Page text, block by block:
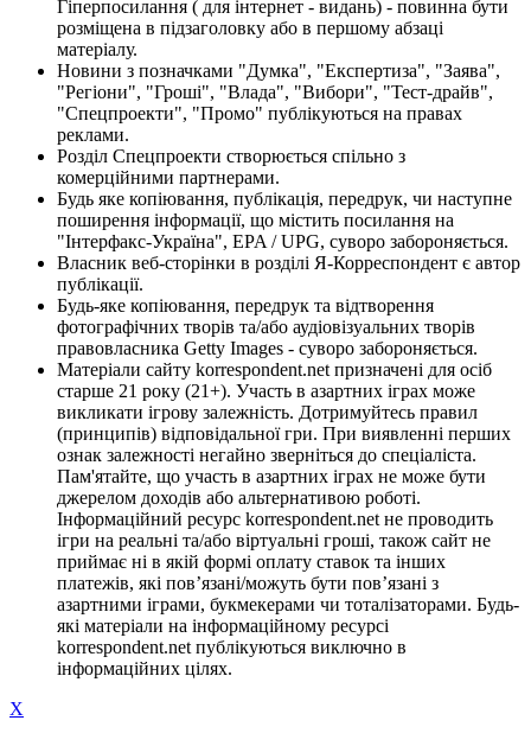
Гіперпосилання ( для інтернет - видань) - повинна бути
розміщена в підзаголовку або в першому абзаці
матеріалу.
Новини з позначками "Думка", "Експертиза", "Заява",
"Регіони", "Гроші", "Влада", "Вибори", "Тест-драйв",
"Спецпроекти", "Промо" публікуються на правах
реклами.
Розділ Спецпроекти створюється спільно з
комерційними партнерами.
Будь яке копіювання, публікація, передрук, чи наступне
поширення інформації, що містить посилання на
"Інтерфакс-Україна", EPA / UPG, суворо забороняється.
Власник веб-сторінки в розділі Я-Корреспондент є автор
публікації.
Будь-яке копіювання, передрук та відтворення
фотографічних творів та/або аудіовізуальних творів
правовласника Getty Images - суворо забороняється.
Матеріали сайту korrespondent.net призначені для осіб
старше 21 року (21+). Участь в азартних іграх може
викликати ігрову залежність. Дотримуйтесь правил
(принципів) відповідальної гри. При виявленні перших
ознак залежності негайно зверніться до спеціаліста.
Пам'ятайте, що участь в азартних іграх не може бути
джерелом доходів або альтернативою роботі.
Інформаційний ресурс korrespondent.net не проводить
ігри на реальні та/або віртуальні гроші, також сайт не
приймає ні в якій формі оплату ставок та інших
платежів, які пов’язані/можуть бути пов’язані з
азартними іграми, букмекерами чи тоталізаторами. Будь-
які матеріали на інформаційному ресурсі
korrespondent.net публікуються виключно в
інформаційних цілях.
X